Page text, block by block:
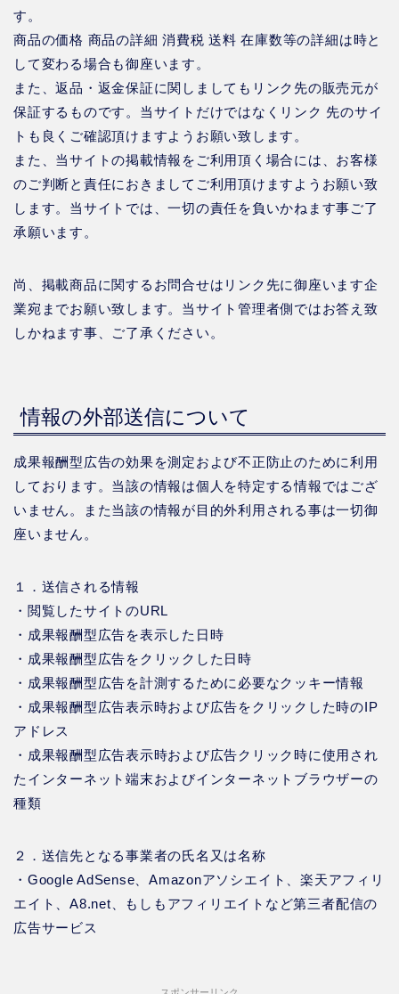
す。
商品の価格 商品の詳細 消費税 送料 在庫数等の詳細は時と
して変わる場合も御座います。
また、返品・返金保証に関しましてもリンク先の販売元が
保証するものです。当サイトだけではなくリンク 先のサイ
トも良くご確認頂けますようお願い致します。
また、当サイトの掲載情報をご利用頂く場合には、お客様
のご判断と責任におきましてご利用頂けますようお願い致
します。当サイトでは、一切の責任を負いかねます事ご了
承願います。
尚、掲載商品に関するお問合せはリンク先に御座います企
業宛までお願い致します。当サイト管理者側ではお答え致
しかねます事、ご了承ください。
情報の外部送信について
成果報酬型広告の効果を測定および不正防止のために利用
しております。当該の情報は個人を特定する情報ではござ
いません。また当該の情報が目的外利用される事は一切御
座いません。
１．送信される情報
・閲覧したサイトのURL
・成果報酬型広告を表示した日時
・成果報酬型広告をクリックした日時
・成果報酬型広告を計測するために必要なクッキー情報
・成果報酬型広告表示時および広告をクリックした時のIP
アドレス
・成果報酬型広告表示時および広告クリック時に使用され
たインターネット端末およびインターネットブラウザーの
種類
２．送信先となる事業者の氏名又は名称
・Google AdSense、Amazonアソシエイト、楽天アフィリ
エイト、A8.net、もしもアフィリエイトなど第三者配信の
広告サービス